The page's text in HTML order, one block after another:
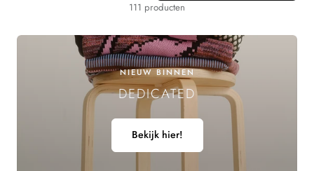
N
111 producten
NIEUW BINNEN
DEDICATED
Bekijk hier!